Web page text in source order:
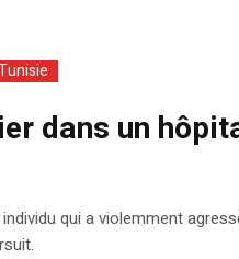
dans un
qui a violemment